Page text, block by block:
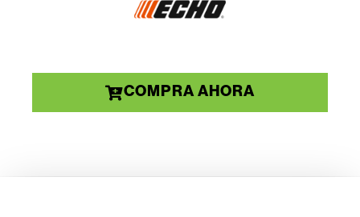
COMPRA AHORA